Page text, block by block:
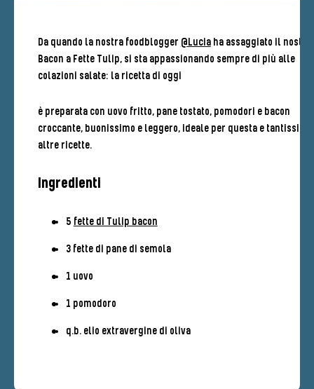
Da quando la nostra foodblogger @Luciaha assaggiato il nostro
Bacon a Fette Tulip, si sta appassionando sempre di più alle
colazioni salate: la ricetta di oggi
è preparata con uovo fritto, pane tostato, pomodori e bacon
croccante, buonissimo e leggero, ideale per questa e tantissime
altre ricette.
Ingredienti
5 fette di Tulip bacon
3 fette di pane di semola
1 uovo
1 pomodoro
q.b. elio extravergine di oliva